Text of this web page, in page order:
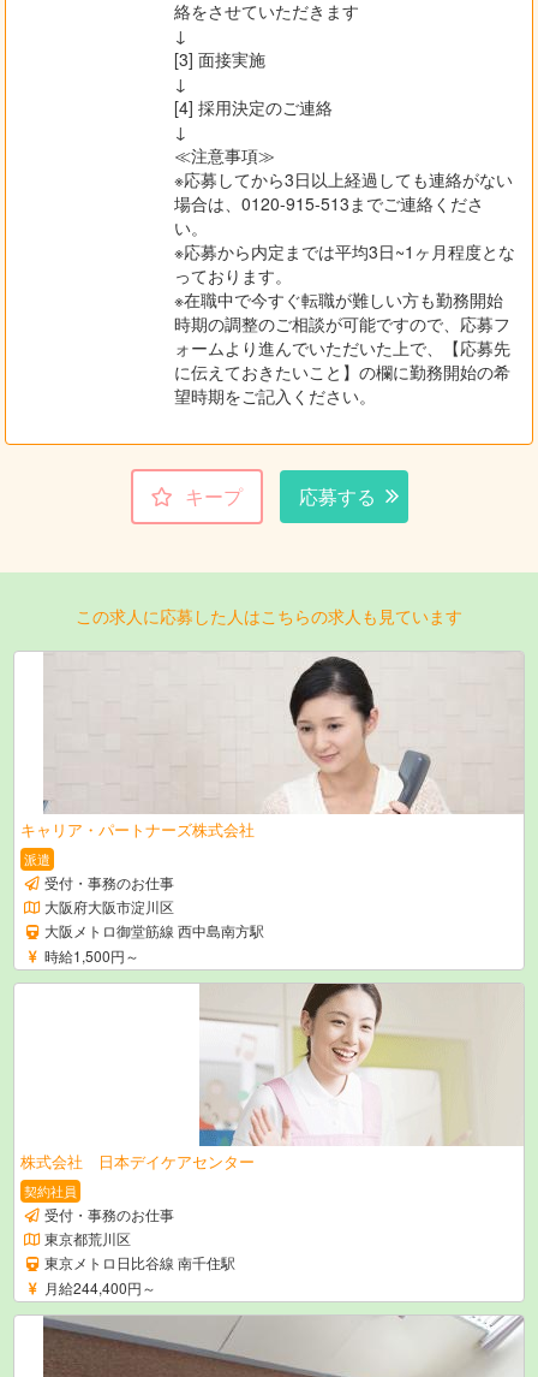
絡をさせていただきます
↓
[3] 面接実施
↓
[4] 採用決定のご連絡
↓
≪注意事項≫
※応募してから3日以上経過しても連絡がない
場合は、0120-915-513までご連絡くださ
い。
※応募から内定までは平均3日~1ヶ月程度とな
っております。
※在職中で今すぐ転職が難しい方も勤務開始
時期の調整のご相談が可能ですので、応募フ
ォームより進んでいただいた上で、【応募先
に伝えておきたいこと】の欄に勤務開始の希
望時期をご記入ください。
キープ 応募する
この求人に応募した人はこちらの求人も見ています
キャリア・パートナーズ株式会社
派遣
受付・事務のお仕事
大阪府大阪市淀川区
大阪メトロ御堂筋線 西中島南方駅
時給1,500円～
株式会社 日本デイケアセンター
契約社員
受付・事務のお仕事
東京都荒川区
東京メトロ日比谷線 南千住駅
月給244,400円～